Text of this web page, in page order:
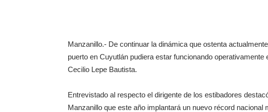
Manzanillo.- De continuar la dinámica que ostenta
puerto en Cuyutlán pudiera estar funcionando
Cecilio Lepe Bautista.
Entrevistado al respecto el dirigente de los estibadores
Manzanillo que este año implantará un nuevo récord nacional